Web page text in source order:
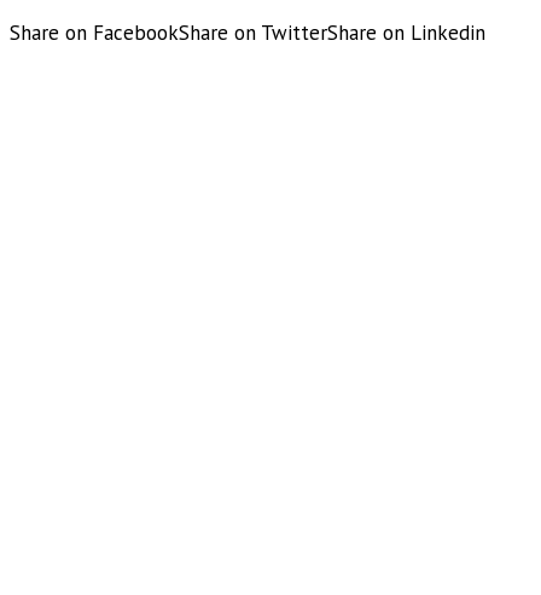
Share on FacebookShare on TwitterShare on Linkedin